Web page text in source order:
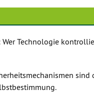
Technologie